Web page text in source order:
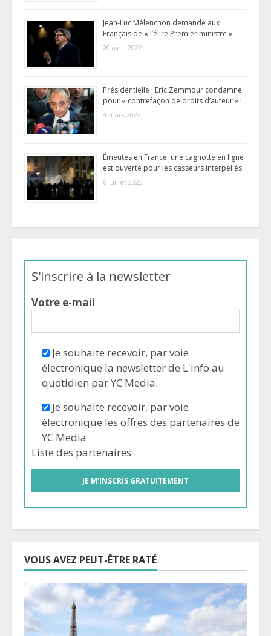
Jean-Luc Mélenchon demande aux
Français de « l’élire Premier ministre »
20 avril 2022
Présidentielle : Eric Zemmour condamné
pour « contrefaçon de droits d’auteur » !
4 mars 2022
Émeutes en France: une cagnotte en ligne
est ouverte pour les casseurs interpellés
6 juillet 2023
S'inscrire à la newsletter
Votre e-mail
Je souhaite recevoir, par voie
électronique la newsletter de L'info au
quotidien par YC Media.
Je souhaite recevoir, par voie
électronique les offres des partenaires de
YC Media
Liste des partenaires
VOUS AVEZ PEUT-ÊTRE RATÉ